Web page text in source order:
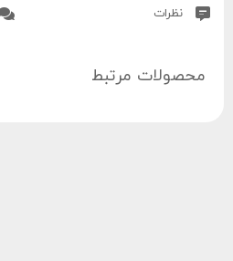
نظرات
محصولات مرتبط